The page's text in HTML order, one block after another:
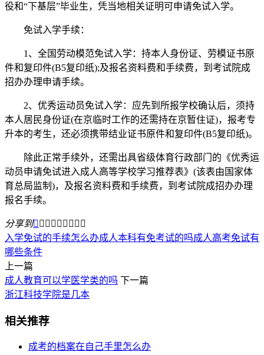
役和“下基层”毕业生，凭当地相关证明可申请免试入学。
免试入学手续：
1、全国劳动模范免试入学：持本人身份证、劳模证书原
件和复印件(B5复印纸);及报名资料费和手续费，到考试院成
招办办理申请手续。
2、优秀运动员免试入学：应先到所报学校确认后，须持
本人居民身份证(在京临时工作的还需持在京暂住证)，报考专
升本的考生，还必须携带结业证书原件和复印件(B5复印纸)。
除此正常手续外，还需出具省级体育行政部门的《优秀运
动员申请免试进入成人高等学校学习推荐表》(该表由国家体
育总局监制)，及报名资料费和手续费，到考试院成招办办理
报名手续。
分享到        
入学免试的手续怎么办成人本科有免考试的吗成人高考免试有
哪些条件
上一篇
成人教育可以学医学类的吗 下一篇
浙江科技学院是几本
相关推荐
成考的档案在自己手里怎么办